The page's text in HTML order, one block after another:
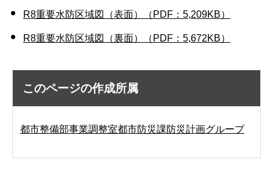
R8重要水防区域図（表面）（PDF：5,209KB）
R8重要水防区域図（裏面）（PDF：5,672KB）
このページの作成所属
都市整備部事業調整室都市防災課防災計画グループ